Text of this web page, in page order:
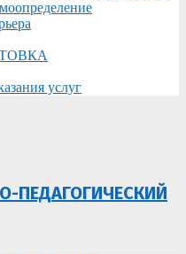
услуг
ПЕДАГОГИЧЕСКИЙ